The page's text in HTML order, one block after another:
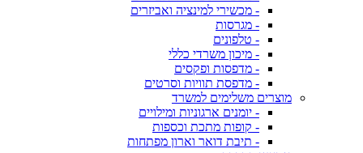
- מכשירי למינציה ואביזרים
- מגרסות
- טלפונים
- מיכון משרדי כללי
- מדפסות ופקסים
- מדפסת תוויות וסרטים
מוצרים משלימים למשרד
- יומנים ארגוניות ומילויים
- קופות מתכת וכספות
- תיבת דואר וארון מפתחות